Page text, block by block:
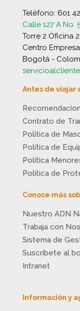
Teléfono: 601
Calle 127 A No.
Torre 2 Oficina
Centro
Bogotá -
Antes de viajar
Contrato de
Política de
Política de
Política
Política de
Conoce más
Nuestro ADN
Trabaja con
Sistema de
Suscríbete al
Intranet
Información y